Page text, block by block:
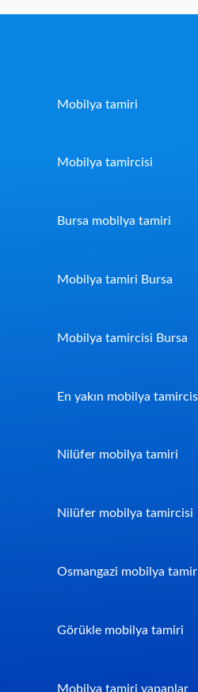
Mobilya tamiri
Mobilya tamircisi
Bursa mobilya tamiri
Mobilya tamiri Bursa
Mobilya tamircisi Bursa
En yakın mobilya
Nilüfer mobilya tamiri
Nilüfer mobilya tamircisi
Osmangazi mobilya
Görükle mobilya tamiri
Mobilya tamiri yapanlar